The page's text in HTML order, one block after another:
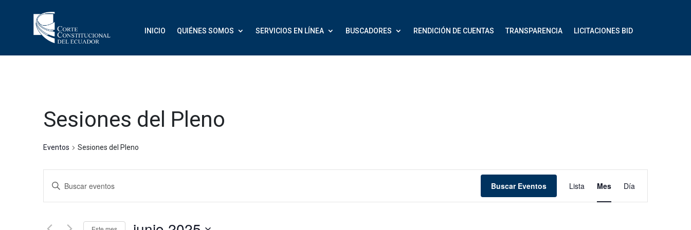
INICIO QUIÉNES SOMOS SERVICIOS EN LÍNEA BUSCADORES RENDICIÓN DE CUENTAS TRANSPARENCIA LICITACIONES BID
Sesiones del Pleno
Eventos Sesiones del Pleno
Navegación
de
búsqueda
Introduce
Buscar Eventos Lista Mes Día